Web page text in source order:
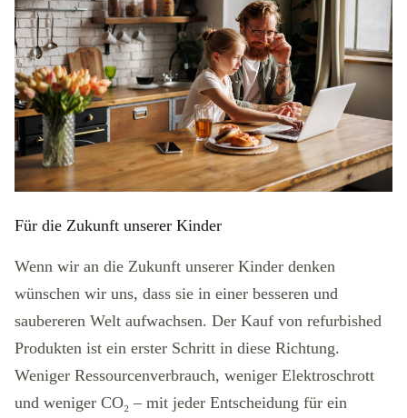
Für die Zukunft unserer Kinder
Wenn wir an die Zukunft unserer Kinder denken
wünschen wir uns, dass sie in einer besseren und
saubereren Welt aufwachsen. Der Kauf von refurbished
Produkten ist ein erster Schritt in diese Richtung.
Weniger Ressourcenverbrauch, weniger Elektroschrott
und weniger CO₂ – mit jeder Entscheidung für ein